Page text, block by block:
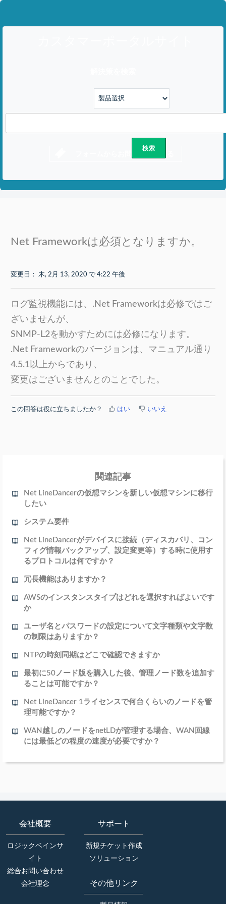
Net Frameworkは必須となりますか。
変更日： 木, 2月 13, 2020 で 4:22 午後
ログ監視機能には、.Net Frameworkは必修ではご
ざいませんが、
SNMP-L2を動かすためには必修になります。
.Net Frameworkのバージョンは、マニュアル通り
4.5.1以上からであり、
変更はございませんとのことでした。
この回答は役に立ちましたか？ はい いいえ
関連記事
Net LineDancerの仮想マシンを新しい仮想マシンに移行
したい
システム要件
Net LineDancerがデバイスに接続（ディスカバリ、コン
フィグ情報バックアップ、設定変更等）する時に使用す
るプロトコルは何ですか？
冗長機能はありますか？
AWSのインスタンスタイプはどれを選択すればよいです
か
ユーザ名とパスワードの設定について文字種類や文字数
の制限はありますか？
NTPの時刻同期はどこで確認できますか
最初に50ノード版を購入した後、管理ノード数を追加す
ることは可能ですか？
Net LineDancer 1ライセンスで何台くらいのノードを管
理可能ですか？
WAN越しのノードをnetLDが管理する場合、WAN回線
には最低どの程度の速度が必要ですか？
会社概要
ロジックベインサ
イト
総合お問い合わせ
会社理念
サポート
新規チケット作成
ソリューション
その他リンク